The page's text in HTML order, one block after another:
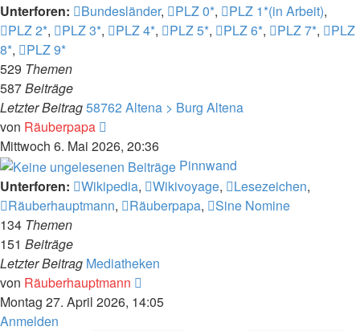
Unterforen:
Bundesländer, PLZ 0*, PLZ 1*(in Arbeit),
PLZ 2*, PLZ 3*, PLZ 4*, PLZ 5*, PLZ 6*, PLZ 7*,
PLZ
8*,
PLZ 9*
529 Themen
587Beiträge
Letzter Beitrag58762 Altena > Burg Altena
von Räuberpapa
Beitrag
Mittwoch 6. Mai 2026, 20:36
Pinnwand
Unterforen:
Wikipedia, Wikivoyage, Lesezeichen,
Räuberhauptmann, Räuberpapa,
Sine Nomine
134 Themen
151 Beiträge
Letzter Beitrag Mediatheken
von Räuberhauptmann
Beitrag
Montag 27. April 2026, 14:05
Anmelden